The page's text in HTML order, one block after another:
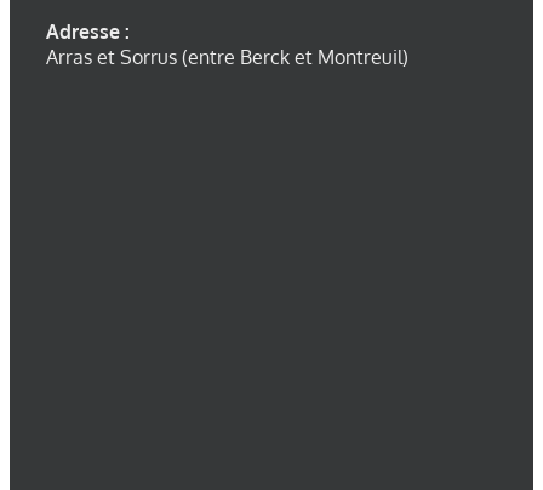
Adresse :
Arras et Sorrus (entre Berck et Montreuil)